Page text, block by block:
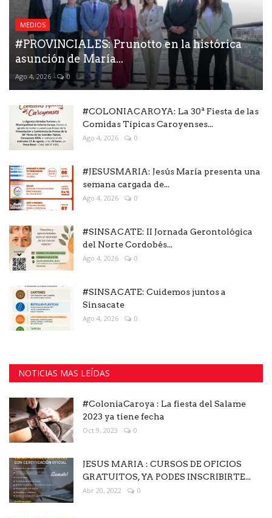
MEDIOS
#PROVINCIALES: Prunotto en la histórica
asunción de María...
Ago 4, 2026 0
#COLONIACAROYA: La 30ª Fiesta de las
Comidas Típicas Caroyenses...
Ago 4, 2026 0
#JESUSMARIA: Jesús María presenta una
semana cargada de...
Ago 4, 2026 0
#SINSACATE: II Jornada Gerontológica
del Norte Cordobés...
Ago 4, 2026 0
#SINSACATE: Cuidemos juntos a
Sinsacate
Ago 4, 2026 0
NOTICIAS MAS LEÍDAS
#ColoniaCaroya : La fiesta del Salame
2023 ya tiene fecha
Oct 9, 2023 0
JESUS MARIA : CURSOS DE OFICIOS
GRATUITOS, YA PODES INSCRIBIRTE...
Abr 20, 2022 0